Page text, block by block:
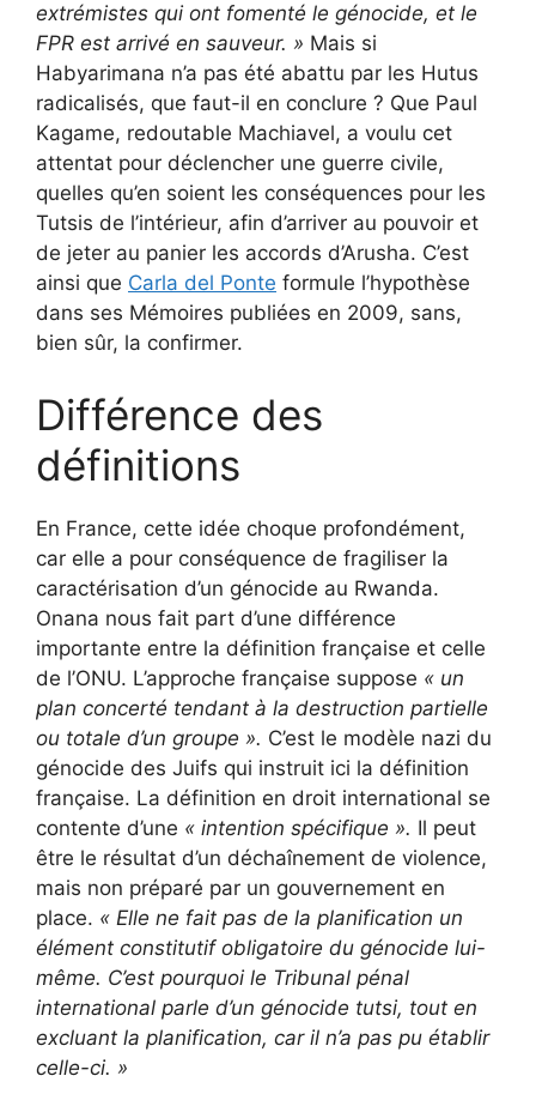
extrémistes qui ont fomenté le génocide, et le
FPR est arrivé en sauveur. » Mais si
Habyarimana n’a pas été abattu par les Hutus
radicalisés, que faut-il en conclure ? Que Paul
Kagame, redoutable Machiavel, a voulu cet
attentat pour déclencher une guerre civile,
quelles qu’en soient les conséquences pour les
Tutsis de l’intérieur, afin d’arriver au pouvoir et
de jeter au panier les accords d’Arusha. C’est
ainsi que Carla del Ponte formule l’hypothèse
dans ses Mémoires publiées en 2009, sans,
bien sûr, la confirmer.
Différence des
définitions
En France, cette idée choque profondément,
car elle a pour conséquence de fragiliser la
caractérisation d’un génocide au Rwanda.
Onana nous fait part d’une différence
importante entre la définition française et celle
de l’ONU. L’approche française suppose « un
plan concerté tendant à la destruction partielle
ou totale d’un groupe ». C’est le modèle nazi du
génocide des Juifs qui instruit ici la définition
française. La définition en droit international se
contente d’une « intention spécifique ». Il peut
être le résultat d’un déchaînement de violence,
mais non préparé par un gouvernement en
place. « Elle ne fait pas de la planification un
élément constitutif obligatoire du génocide lui-
même. C’est pourquoi le Tribunal pénal
international parle d’un génocide tutsi, tout en
excluant la planification, car il n’a pas pu établir
celle-ci. »